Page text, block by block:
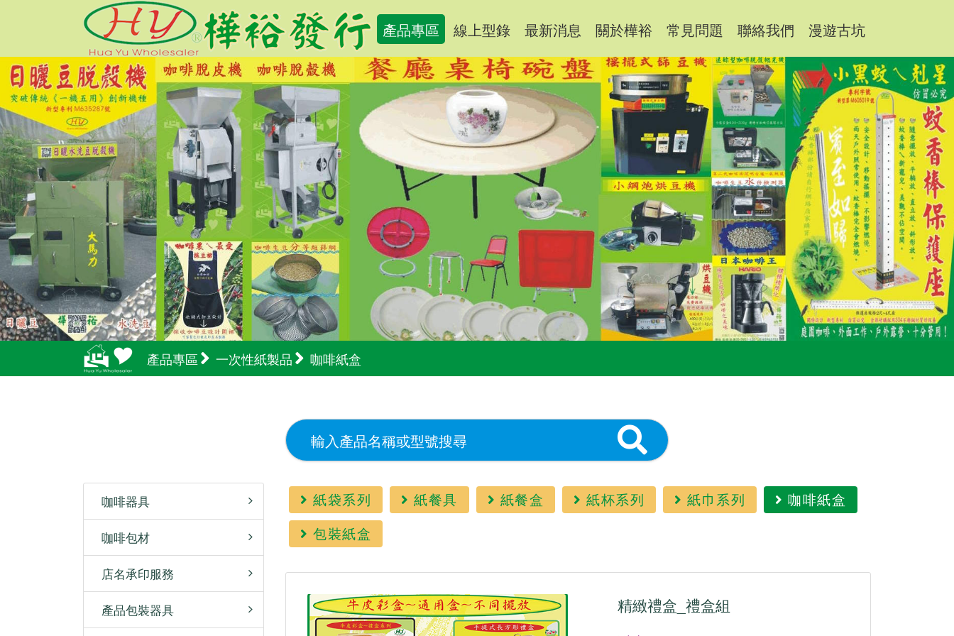
產品專區 線上型錄 最新消息 關於樺裕 常見問題 聯絡我們 漫遊古坑
產品專區 一次性紙製品 咖啡紙盒
咖啡器具
咖啡包材
店名承印服務
產品包裝器具
紙袋系列 紙餐具 紙餐盒 紙杯系列 紙巾系列
咖啡紙盒
包裝紙盒
精緻禮盒_禮盒組